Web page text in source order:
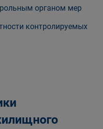
органом мер
контролируемых